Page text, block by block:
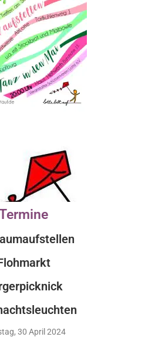
30 April 2024